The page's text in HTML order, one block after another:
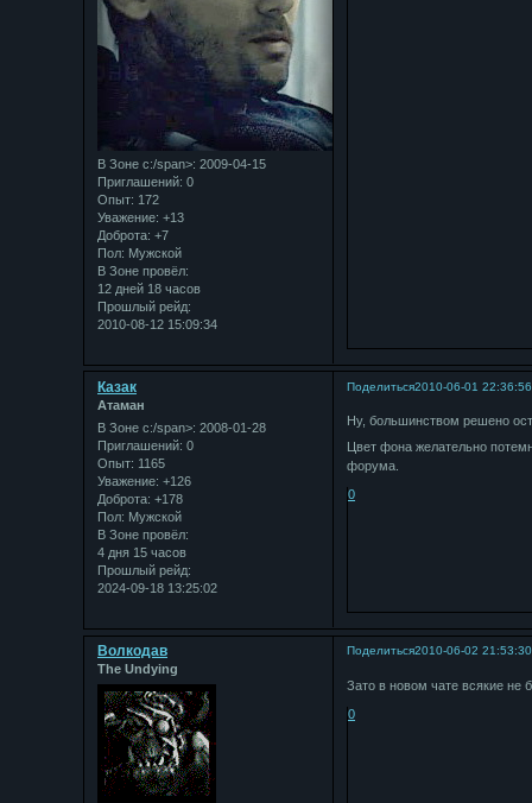
В Зоне с:/span>: 2009-04-15
Приглашений: 0
Опыт: 172
Уважение: +13
Доброта: +7
Пол: Мужской
В Зоне провёл:
12 дней 18 часов
Прошлый рейд:
2010-08-12 15:09:34
Поделиться2010-06-01 22:36:56
Казак
Атаман
В Зоне с:/span>: 2008-01-28
Приглашений: 0
Опыт: 1165
Уважение: +126
Доброта: +178
Пол: Мужской
В Зоне провёл:
4 дня 15 часов
Прошлый рейд:
2024-09-18 13:25:02
Ну, большинством решено
Цвет фона желательно
форума.
0
Поделиться2010-06-02 21:53:30
Bолкодав
The Undying
Зато в новом чате всякие не
0